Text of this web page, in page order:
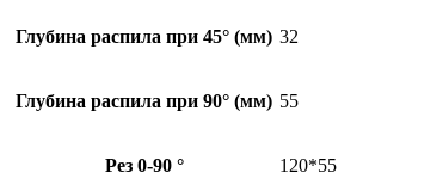
Глубина распила при 45° (мм) 32
Глубина распила при 90° (мм) 55
Рез 0-90 ° 120*55